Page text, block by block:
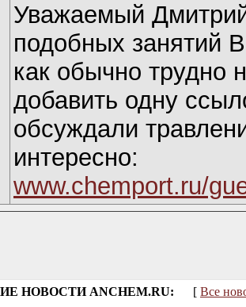
Уважаемый
подобных занятий
как обычно трудно
добавить одну
обсуждали
интересно:
www.chemport.ru/
НОВОСТИ ANCHEM.RU: [ Все